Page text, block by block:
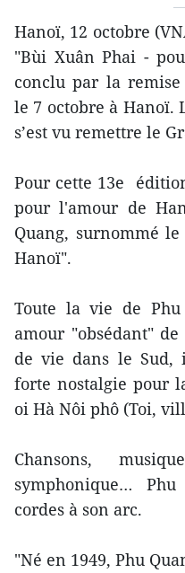
Hanoï, 12 octobre
"Bùi Xuân Phai -
conclu par la
le 7 octobre à Hanoï.
s’est vu remettre le
Pour cette 13e
pour l'amour de
Quang, surnommé
Hanoï".
Toute la vie de
amour "obsédant"
de vie dans le Sud,
forte nostalgie pour
oi Hà Nôi phô (Toi,
Chansons,
symphonique…
cordes à son arc.
"Né en 1949, Phu